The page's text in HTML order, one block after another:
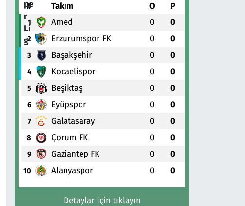
# Takım O P
1 Amed 0 0
2 Erzurumspor FK 0 0
3 Başakşehir 0 0
4 Kocaelispor 0 0
5 Beşiktaş 0 0
6 Eyüpspor 0 0
7 Galatasaray 0 0
8 Çorum FK 0 0
9 Gaziantep FK 0 0
10 Alanyaspor 0 0
Detaylar için tıklayın